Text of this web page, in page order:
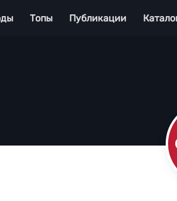
Топы Публикации